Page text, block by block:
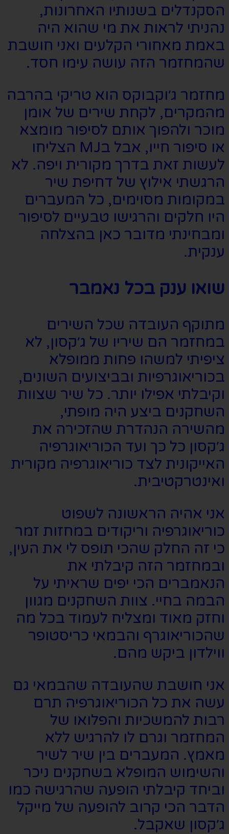
הסקנדלים בשנותיו האחרונות,
נהניתי לראות את מי שהוא היה
באמת מאחורי הקלעים ואני חושבת
שהמחזמר הזה עושה עימו חסד.
מחזמר ג׳וקבוקס הוא טריקי בהרבה
מהמקרים, לקחת שירים של אומן
מוכר ולהפוך אותם לסיפור מומצא
או סיפור חייו, אבל בMJ הצליחו
לעשות זאת בדרך מקורית ויפה. לא
הרגשתי אילוץ של דחיפת שיר
במקומות מסוימים, כל המעברים
היו חלקים והרגישו טבעיים לסיפור
ומבחינתי מדובר כאן בהצלחה
ענקית.
שואו ענק בכל נאמבר
מתוקף העובדה שכל השירים
במחזמר הם שיריו של ג׳קסון, לא
ציפיתי למשהו פחות ממופלא
בכוריאוגרפיות ובביצועים השונים,
וקיבלתי אפילו יותר. כל שיר שצוות
השחקנים ביצע היה מופתי,
מהשירה הנהדרת שהזכירה את
ג׳קסון כל כך ועד הכוריאוגרפיה
האייקונית לצד כוריאוגרפיה מקורית
ואינטרקטיבית.
אני אהיה הראשונה לשפוט
כוריאוגרפיה וריקודים במחזות זמר
כי זה החלק שהכי תופס לי את העין,
ובמחזמר הזה קיבלתי את
הנאמברים הכי יפים שראיתי על
הבמה בחיי. צוות השחקנים מגוון
וחזק מאוד ומצליח לעמוד בכל מה
שהכוריאוגרף והבמאי כריסטופר
ווילדון ביקש מהם.
אני חושבת שהעובדה שהבמאי גם
עשה את כל הכוריאוגרפיה תרם
רבות להמשכיות והפלואו של
המחזמר וגרם לו להרגיש ללא
מאמץ. המעברים בין שיר לשיר
והשימוש המופלא בשחקנים ניכר
וביחד קיבלתי הופעה שהרגישה כמו
הדבר הכי קרוב להופעה של מייקל
ג׳קסון שאקבל.